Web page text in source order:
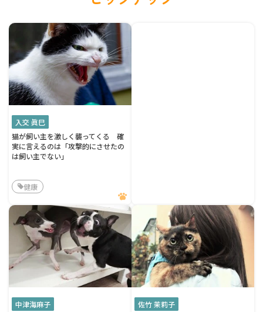
入交 眞巳
猫が飼い主を激しく襲ってくる 確
実に言えるのは「攻撃的にさせたの
は飼い主でない」
健康
中津海麻子
佐竹 茉莉子